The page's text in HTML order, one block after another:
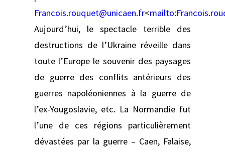
Francois.rouquet@unicaen.fr<mailto:
Aujourd’hui, le spectacle terrible des
destructions de l’Ukraine réveille dans
toute l’Europe le souvenir des paysages
de guerre des conflits antérieurs des
guerres napoléoniennes à la guerre de
l’ex-Yougoslavie, etc. La Normandie fut
l’une de ces régions particulièrement
dévastées par la guerre – Caen, Falaise,